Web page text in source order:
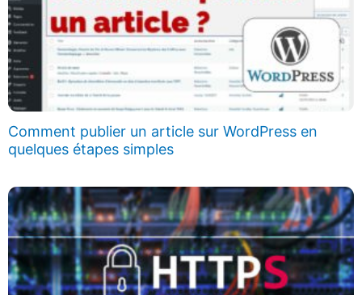
Comment publier un article sur WordPress en
quelques étapes simples